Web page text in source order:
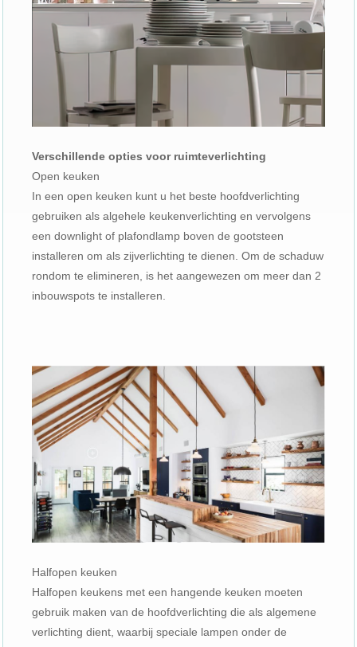
Verschillende opties voor ruimteverlichting
Open keuken
In een open keuken kunt u het beste hoofdverlichting
gebruiken als algehele keukenverlichting en vervolgens
een downlight of plafondlamp boven de gootsteen
installeren om als zijverlichting te dienen. Om de schaduw
rondom te elimineren, is het aangewezen om meer dan 2
inbouwspots te installeren.
Halfopen keuken
Halfopen keukens met een hangende keuken moeten
gebruik maken van de hoofdverlichting die als algemene
verlichting dient, waarbij speciale lampen onder de